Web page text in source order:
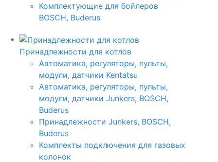
Комплектующие для бойлеров
BOSCH, Buderus
Принадлежности для котлов
Автоматика, регуляторы, пульты,
модули, датчики Kentatsu
Автоматика, регуляторы, пульты,
модули, датчики Junkers, BOSCH,
Buderus
Принадлежности Junkers, BOSCH,
Buderus
Комплекты подключения для газовых
колонок